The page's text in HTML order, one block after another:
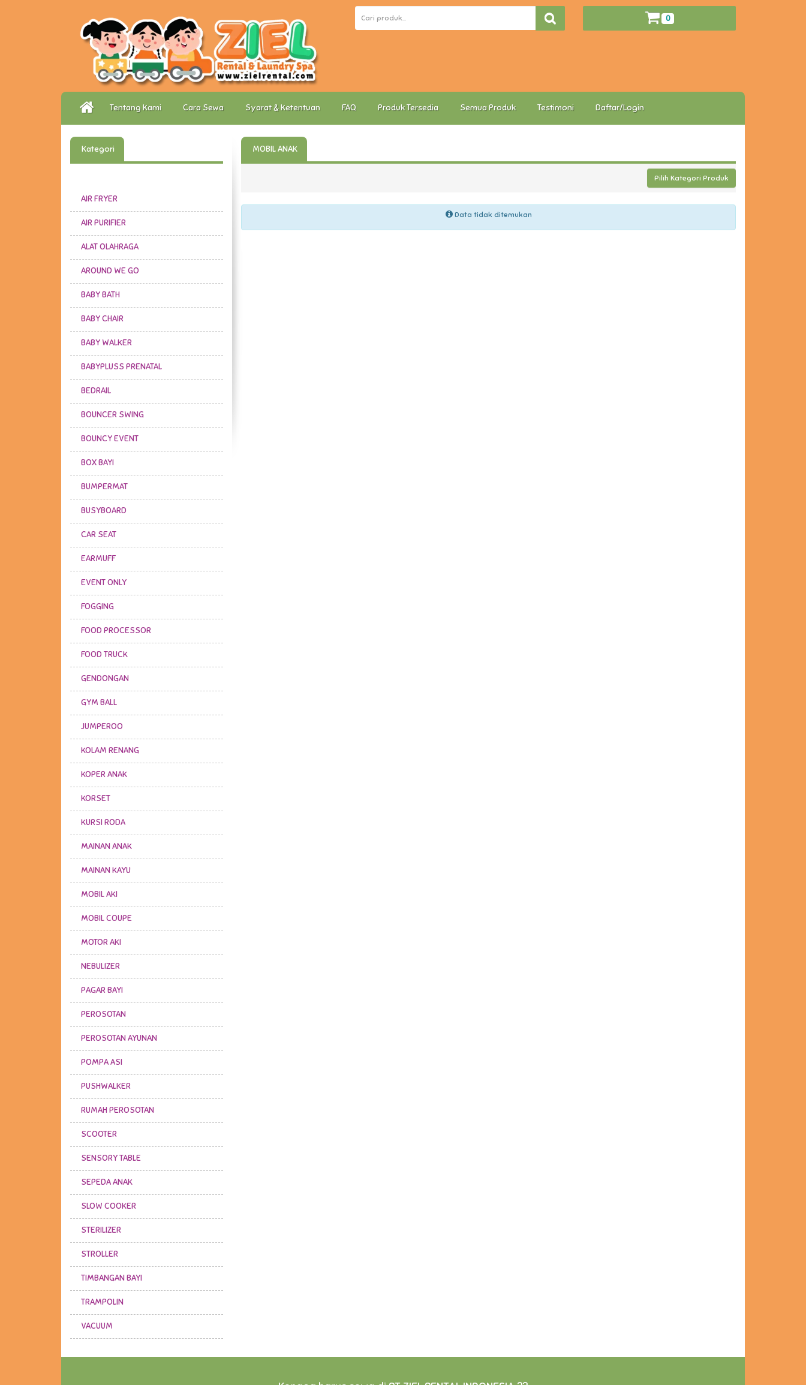
0
Tentang Kami Cara Sewa Syarat & Ketentuan FAQ Produk Tersedia Semua Produk Testimoni Daftar/Login
Kategori
AIR FRYER
AIR PURIFIER
ALAT OLAHRAGA
AROUND WE GO
BABY BATH
BABY CHAIR
BABY WALKER
BABYPLUSS PRENATAL
BEDRAIL
BOUNCER SWING
BOUNCY EVENT
BOX BAYI
BUMPERMAT
BUSYBOARD
CAR SEAT
EARMUFF
EVENT ONLY
FOGGING
FOOD PROCESSOR
FOOD TRUCK
GENDONGAN
GYM BALL
JUMPEROO
KOLAM RENANG
KOPER ANAK
KORSET
KURSI RODA
MAINAN ANAK
MAINAN KAYU
MOBIL AKI
MOBIL COUPE
MOTOR AKI
NEBULIZER
PAGAR BAYI
PEROSOTAN
PEROSOTAN AYUNAN
POMPA ASI
PUSHWALKER
RUMAH PEROSOTAN
SCOOTER
SENSORY TABLE
SEPEDA ANAK
SLOW COOKER
STERILIZER
STROLLER
TIMBANGAN BAYI
TRAMPOLIN
VACUUM
MOBIL ANAK
Pilih Kategori Produk
Data tidak ditemukan